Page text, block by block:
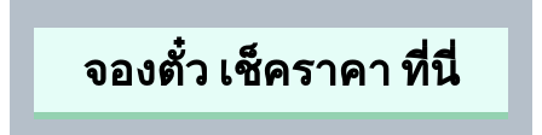
จองตั๋ว เช็คราคา ที่นี่